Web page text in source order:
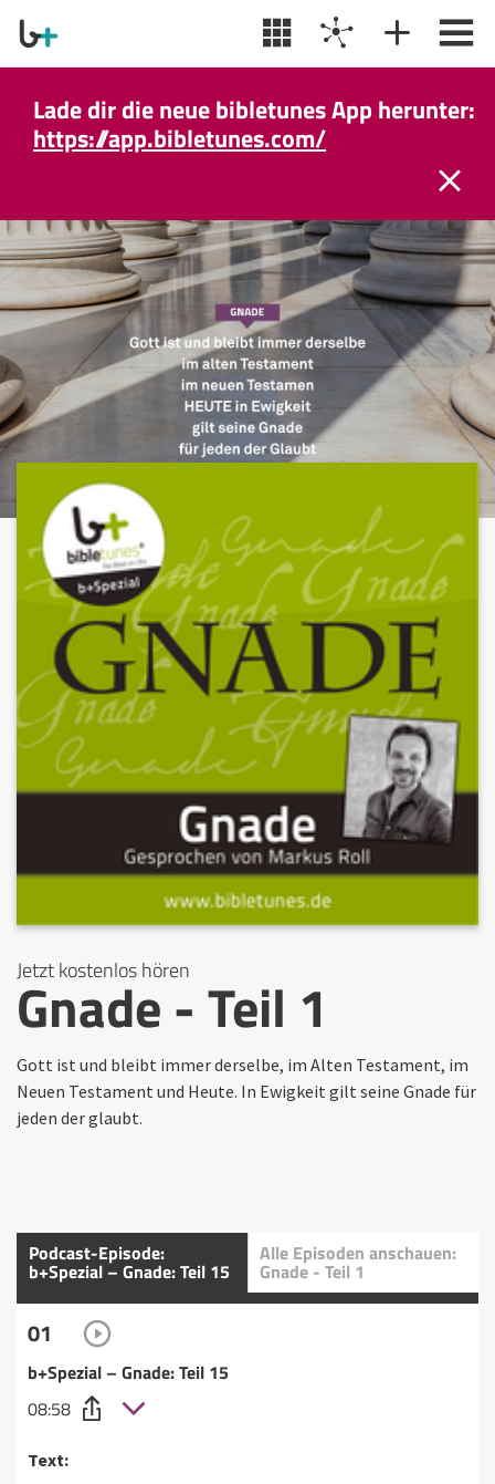
Lade dir die neue bibletunes App herunter:
https://app.bibletunes.com/
Jetzt kostenlos hören
Gnade - Teil 1
Gott ist und bleibt immer derselbe, im Alten Testament, im
Neuen Testament und Heute. In Ewigkeit gilt seine Gnade für
jeden der glaubt.
Podcast-Episode:
b+Spezial – Gnade: Teil 15
Alle Episoden anschauen:
Gnade - Teil 1
01
b+Spezial – Gnade: Teil 15
08:58
Text: